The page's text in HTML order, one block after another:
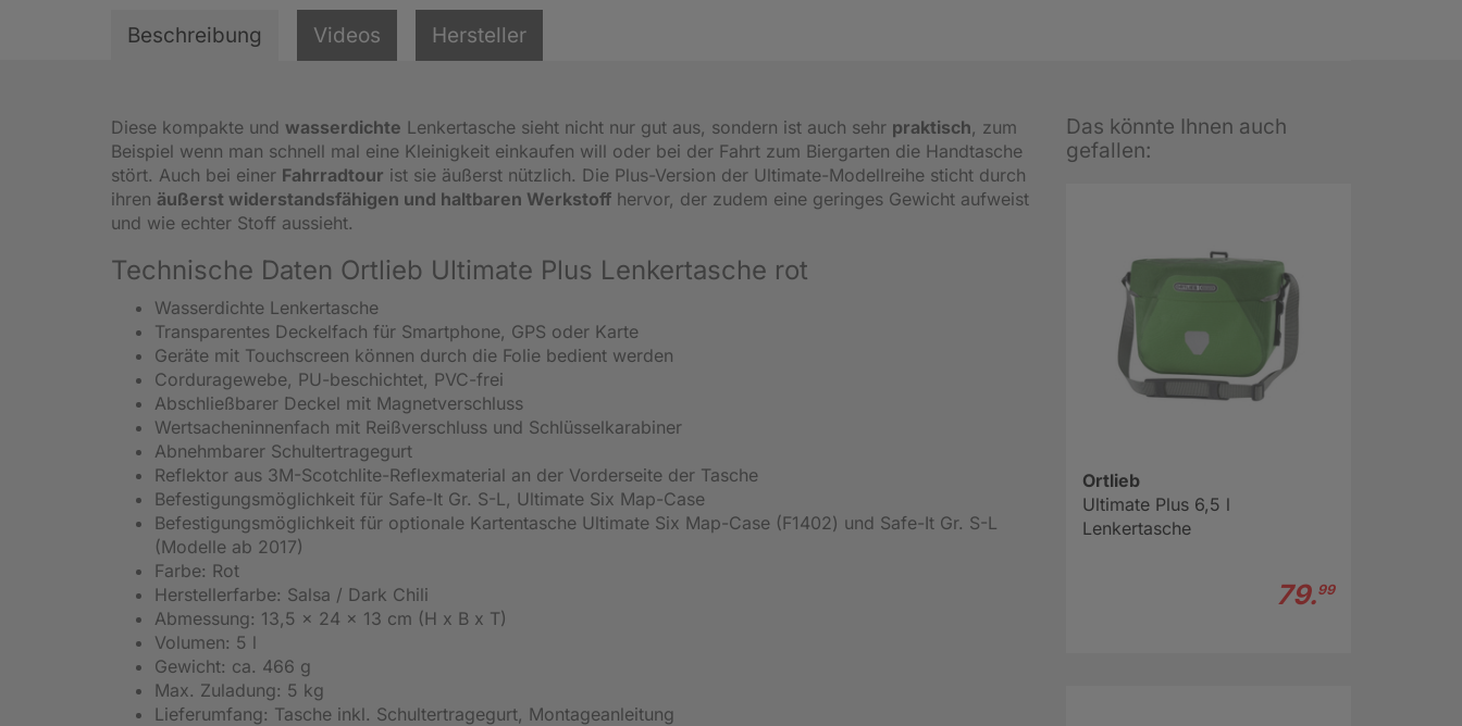
Beschreibung Videos Hersteller
Diese kompakte und wasserdichte Lenkertasche sieht nicht nur gut aus, sondern ist auch sehr praktisch, zum
Beispiel wenn man schnell mal eine Kleinigkeit einkaufen will oder bei der Fahrt zum Biergarten die Handtasche
stört. Auch bei einer Fahrradtour ist sie äußerst nützlich. Die Plus-Version der Ultimate-Modellreihe sticht durch
ihren äußerst widerstandsfähigen und haltbaren Werkstoff hervor, der zudem eine geringes Gewicht aufweist
und wie echter Stoff aussieht.
Technische Daten Ortlieb Ultimate Plus Lenkertasche rot
Wasserdichte Lenkertasche
Transparentes Deckelfach für Smartphone, GPS oder Karte
Geräte mit Touchscreen können durch die Folie bedient werden
Corduragewebe, PU-beschichtet, PVC-frei
Abschließbarer Deckel mit Magnetverschluss
Wertsacheninnenfach mit Reißverschluss und Schlüsselkarabiner
Abnehmbarer Schultertragegurt
Reflektor aus 3M-Scotchlite-Reflexmaterial an der Vorderseite der Tasche
Befestigungsmöglichkeit für Safe-It Gr. S-L, Ultimate Six Map-Case
Befestigungsmöglichkeit für optionale Kartentasche Ultimate Six Map-Case (F1402) und Safe-It Gr. S-L
(Modelle ab 2017)
Farbe: Rot
Herstellerfarbe: Salsa / Dark Chili
Abmessung: 13,5 x 24 x 13 cm (H x B x T)
Volumen: 5 l
Gewicht: ca. 466 g
Max. Zuladung: 5 kg
Lieferumfang: Tasche inkl. Schultertragegurt, Montageanleitung
Das könnte Ihnen auch
gefallen:
Ortlieb
Ultimate Plus 6,5 l
Lenkertasche
79.99